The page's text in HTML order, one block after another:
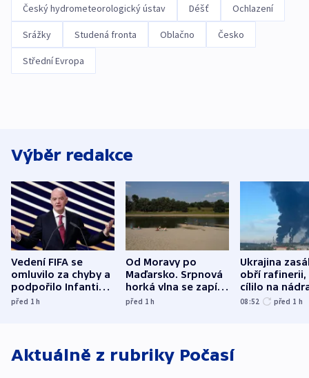
Český hydrometeorologický ústav Déšť Ochlazení
Srážky Studená fronta Oblačno Česko
Střední Evropa
Výběr redakce
Vedení FIFA se
omluvilo za chyby a
podpořilo Infantina.
UEFA trvá na
před 1h
Od Moravy po
Maďarsko. Srpnová
horká vlna se zapíše
do dějin
před 1h
Ukrajina
obří rafinerii,
cílilo na
autobus
08:52 před 1 h
Aktuálně z rubriky Počasí